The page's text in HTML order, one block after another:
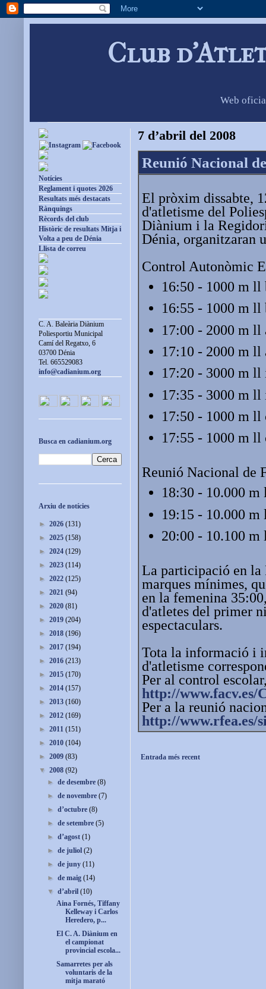
Club
Web
7 d’abril del 2008
Reunió Nacional
El pròxim dissabte,
d'atletisme del
Diànium i la
Dénia, organitzaran
Control Autonòmic
16:50 - 1000 m
16:55 - 1000 m
17:00 - 2000 m
17:10 - 2000 m
17:20 - 3000 m
17:35 - 3000 m
17:50 - 1000 m ll
17:55 - 1000 m ll
Reunió Nacional de
18:30 - 10.000
19:15 - 10.000
20:00 - 10.100
La participació en la
marques mínimes,
en la femenina
d'atletes del primer
espectaculars.
Tota la informació i
d'atletisme
Per al control
http://www.facv.es/
Per a la reunió
http://www.rfea.es/
Entrada més recent
Notícies
Reglament i quotes 2026
Resultats més destacats
Rànquings
Rècords del club
Històric de resultats Mitja i
Volta a peu de Dénia
Llista de correu
C. A. Baleària Diànium
Poliesportiu Municipal
Camí del Regatxo, 6
03700 Dénia
Tel. 665529083
info@cadianium.org
Busca en cadianium.org
Arxiu de notícies
► 2026 (131)
► 2025 (158)
► 2024 (129)
► 2023 (114)
► 2022 (125)
► 2021 (94)
► 2020 (81)
► 2019 (204)
► 2018 (196)
► 2017 (194)
► 2016 (213)
► 2015 (170)
► 2014 (157)
► 2013 (160)
► 2012 (169)
► 2011 (151)
► 2010 (104)
► 2009 (83)
▼ 2008 (92)
►de desembre(8)
►de novembre(7)
►d’octubre(8)
►de setembre(5)
►d’agost(1)
►de juliol(2)
►de juny(11)
►de maig(14)
▼d’abril(10)
Aina Fornés, Tiffany
Kelleway i Carlos
Heredero, p...
El C. A. Diànium en
el campionat
provincial escola...
Samarretes per als
voluntaris de la
mitja marató